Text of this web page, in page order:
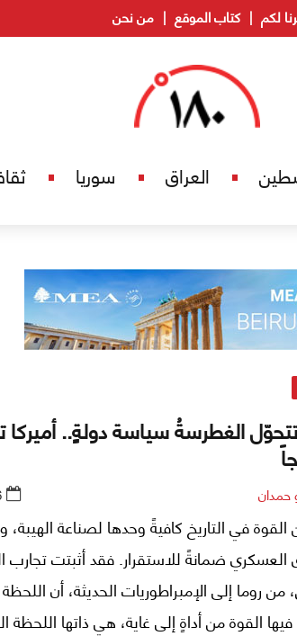
لكم كتاب الموقع من نحن
العراق سوريا
الغطرسةُ سياسة دولةٍٍ.. أميركا
حمدان
في التاريخ كافيةً وحدها لصناعة الهيبة،
العسكري ضمانةً للاستقرار. فقد أثبتت تجارب
من روما إلى الإمبراطوريات الحديثة، أن
القوة من أداةٍ إلى غاية، هي ذاتها اللحظة